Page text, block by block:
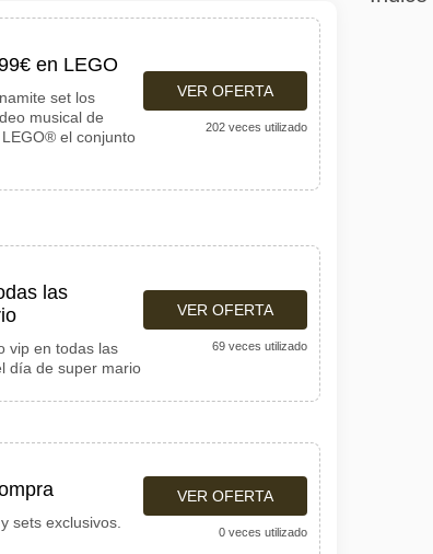
en LEGO
set los
musical de
el conjunto
VER OFERTA
202 veces utilizado
las
vip en todas las
día de super mario
VER OFERTA
69 veces utilizado
sets exclusivos.
VER OFERTA
0 veces utilizado